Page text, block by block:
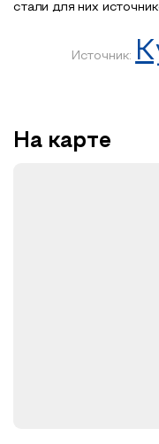
стали для них
Источник:
На карте